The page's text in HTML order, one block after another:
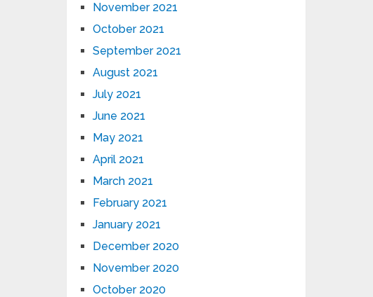
November 2021
October 2021
September 2021
August 2021
July 2021
June 2021
May 2021
April 2021
March 2021
February 2021
January 2021
December 2020
November 2020
October 2020